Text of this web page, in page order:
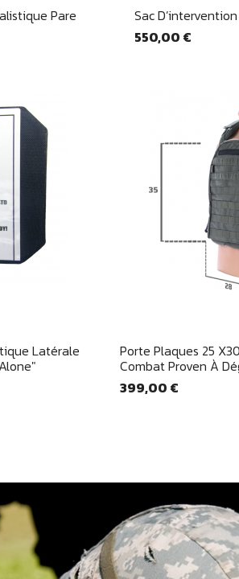
Pare 
Sac
550,00 €
Latérale 
Porte Plaques 25
Combat Proven À
399,00 €